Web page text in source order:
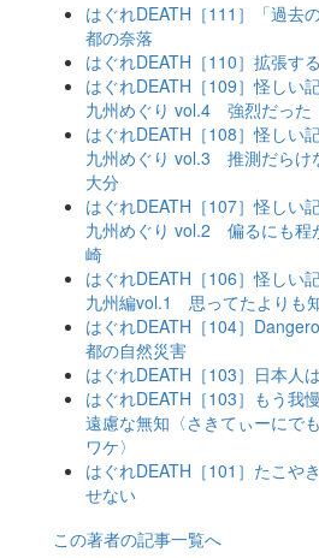
はぐれDEATH［111］「過去
都の奈落
はぐれDEATH［110］拡張す
はぐれDEATH［109］怪しい
九州めぐり vol.4 強烈だった
はぐれDEATH［108］怪しい
九州めぐり vol.3 推測だらけ
大分
はぐれDEATH［107］怪しい
九州めぐり vol.2 偏るにも程
崎
はぐれDEATH［106］怪しい
九州編vol.1 思ってたよりも
はぐれDEATH［104］
都の自然災害
はぐれDEATH［103］日本人
はぐれDEATH［103］もう我
遠慮な無知〈さきてぃーにで
ワケ〉
はぐれDEATH［101］たこや
せない
この著者の記事一覧へ